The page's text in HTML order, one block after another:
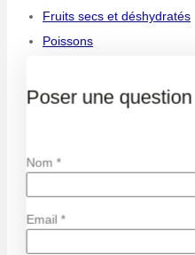
Fruits secs et déshydratés
Poissons
Verrines
Divers
Poser une question
Nom *
Email *